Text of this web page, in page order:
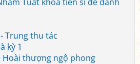
Trung thu tác
kỳ 1
thượng ngộ phong